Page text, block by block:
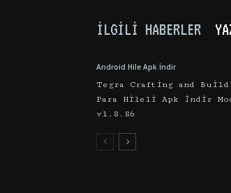
İLGILI HABERLER
Android Hile Apk İndir
Tegra Crafting and
Para Hileli Apk İndir
v1.8.86